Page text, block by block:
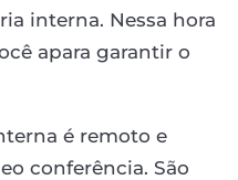
interna. Nessa hora
apara garantir o
é remoto e
conferência. São